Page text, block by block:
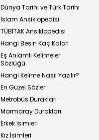
Dünya Tarihi ve Türk Tarihi
İslam Ansiklopedisi
TÜBİTAK Ansiklopedisi
Hangi Besin Kaç Kalori
Eş Anlamlı Kelimeler
Sözlüğü
Hangi Kelime Nasıl Yazılır?
En Güzel Sözler
Metrobüs Durakları
Marmaray Durakları
Erkek İsimleri
Kız İsimleri